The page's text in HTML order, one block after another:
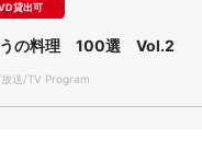
貸出可
うの料理 100選 Vol.2
放送/TV Program